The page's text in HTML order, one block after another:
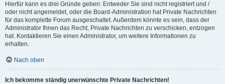
Hierfür kann es drei Gründe geben: Entweder Sie sind nicht registriert und /
oder nicht angemeldet, oder die Board-Administration hat Private Nachrichten
für das komplette Forum ausgeschaltet. Außerdem könnte es sein, dass der
Administrator Ihnen das Recht, Private Nachrichten zu verschicken, entzogen
hat. Kontaktieren Sie einen Administrator, um weitere Informationen zu
erhalten.
Nach oben
Ich bekomme ständig unerwünschte Private Nachrichten!